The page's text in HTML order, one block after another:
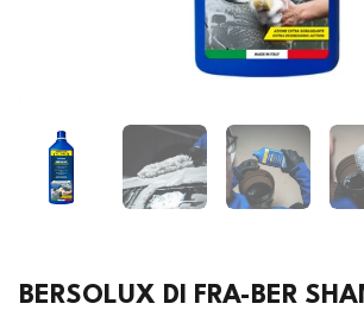
BERSOLUX DI FRA-BER